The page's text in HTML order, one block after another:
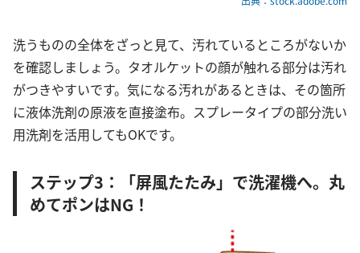
洗うものの全体をざっと見て、汚れているところがないか
を確認しましょう。タオルケットの顔が触れる部分は汚れ
がつきやすいです。気になる汚れがあるときは、その箇所
に液体洗剤の原液を直接塗布。スプレータイプの部分洗い
用洗剤を活用してもOKです。
ステップ3：「屏風たたみ」で洗濯機へ。丸
めてポンはNG！